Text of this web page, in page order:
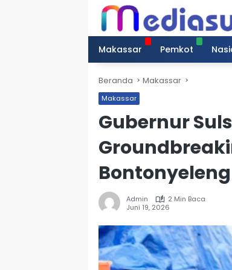
Makassar
Pemkot
Beranda Makassar
Makassar
Gubernur
Admin
2 Min Baca
Juni 19, 2026